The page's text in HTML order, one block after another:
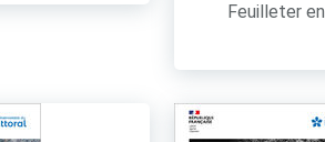
Feuilleter